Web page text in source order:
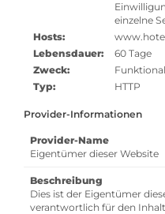
einzelne
Hosts:
Lebensdauer:
60 Tage
Zweck:
Funktional
Typ:
HTTP
Provider-Informationen
Provider-Name
Eigentümer dieser Website
Beschreibung
Dies ist der Eigentümer
verantwortlich für den